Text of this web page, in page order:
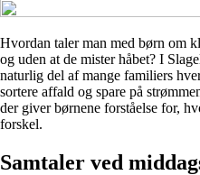
Hvordan taler man med børn om
og uden at de mister håbet? I
naturlig del af mange familiers
sortere affald og spare på
der giver børnene forståelse for,
forskel.
Samtaler ved